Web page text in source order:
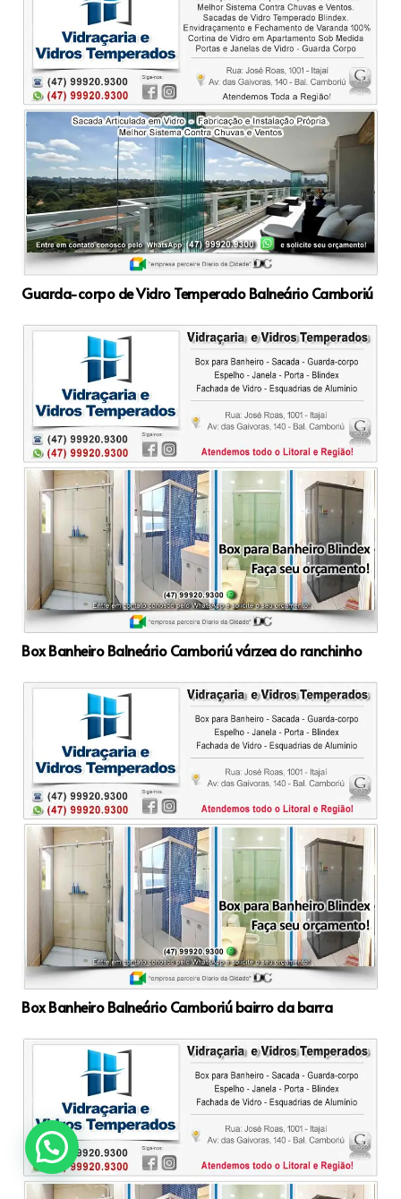
Guarda-corpo de Vidro Temperado Balneário Camboriú
Box Banheiro Balneário Camboriú várzea do ranchinho
Box Banheiro Balneário Camboriú bairro da barra